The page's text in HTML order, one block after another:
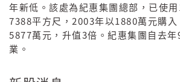
年新低。該處為紀惠集團總部，已使用
7388平方尺， 2003年以1880萬元購入
5877萬元，升值3倍。紀惠集團自去年
業。